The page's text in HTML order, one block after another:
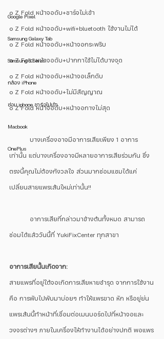
Google Pixel
Samsung Galaxy Tab
Samsung S Serirs
กล้อง iPhone
ซ่อม iphone ชาร์จไม่เข้า
Macbook
OnePlus
๐ Z Fold หน้าจอดับ+ชาร์จไม่เข้า
๐ Z Fold หน้าจอดับ+wifi+bluetooth ใช้งานไม่ได้
๐ Z Fold หน้าจอดับ+หน้าจอกระพริบ
๐ Z Fold หน้าจอดับ+ปากกาใช้ไม่ได้บางจุด
๐ Z Fold หน้าจอดับ+หน้าจอเล็กดับ
๐ Z Fold หน้าจอดับ+ไม่มีสัญญาณ
๐ Z Fold หน้าจอดับ+หน้าจอกางไม่สุด
เท่านั้น แต่บางเครื่องอาจมีหลายอาการเสียร่วมกัน ซึ่ง
ตรงนี้คุณไม่ต้องกังวลใจ ส่วนมากซ่อมแซมได้แค่
เปลี่ยนสายแพรเส้นใหม่เท่านั้น!!
ซ่อมได้แล้ววันนี้ที่ YukiFixCenter ทุกสาขา
อาการเสียนั้นเกิดจาก:
สายแพรที่อยู่ใต้จอเกิดการเสียหายชำรุด จากการใช้งาน
คือ การพับไปพับมาบ่อยๆ ทำให้แพรขาด หัก หรือยู่ย่น
แพรเส้นนี้ทำหน้าที่เชื่อมต่อเมนบอร์ดไปที่หน้าจอและ
วงจรต่างๆ ภายในเครื่องให้ทำงานได้อย่างปกติ พอแพร